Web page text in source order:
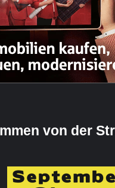
von der